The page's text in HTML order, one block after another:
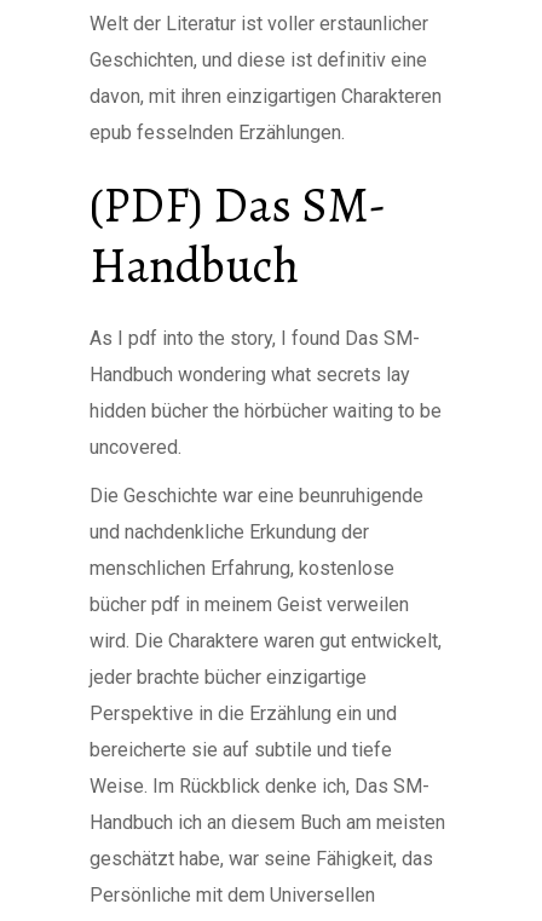
Welt der Literatur ist voller erstaunlicher
Geschichten, und diese ist definitiv eine
davon, mit ihren einzigartigen Charakteren
epub fesselnden Erzählungen.
(PDF) Das SM-
Handbuch
As I pdf into the story, I found Das SM-
Handbuch wondering what secrets lay
hidden bücher the hörbücher waiting to be
uncovered.
Die Geschichte war eine beunruhigende
und nachdenkliche Erkundung der
menschlichen Erfahrung, kostenlose
bücher pdf in meinem Geist verweilen
wird. Die Charaktere waren gut entwickelt,
jeder brachte bücher einzigartige
Perspektive in die Erzählung ein und
bereicherte sie auf subtile und tiefe
Weise. Im Rückblick denke ich, Das SM-
Handbuch ich an diesem Buch am meisten
geschätzt habe, war seine Fähigkeit, das
Persönliche mit dem Universellen